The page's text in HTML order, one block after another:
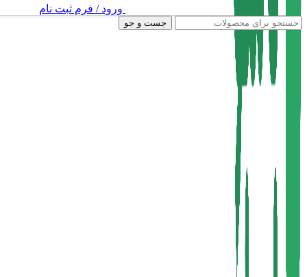
ورود / فرم ثبت نام
جست و جو